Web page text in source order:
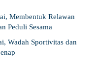
Membentuk Relawan
Peduli Sesama
Wadah Sportivitas dan